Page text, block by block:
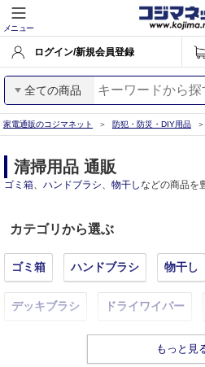
メニュー
ログイン/新規会員登録
全ての商品
家電通販のコジマネット 防犯・防災・DIY用品
清掃用品 通販
ゴミ箱、 ハンドブラシ、 物干しなどの商品を
カテゴリから選ぶ
ゴミ箱 ハンドブラシ 物干し
デッキブラシ ドライワイパー
ゴミ袋 灰
もっと見